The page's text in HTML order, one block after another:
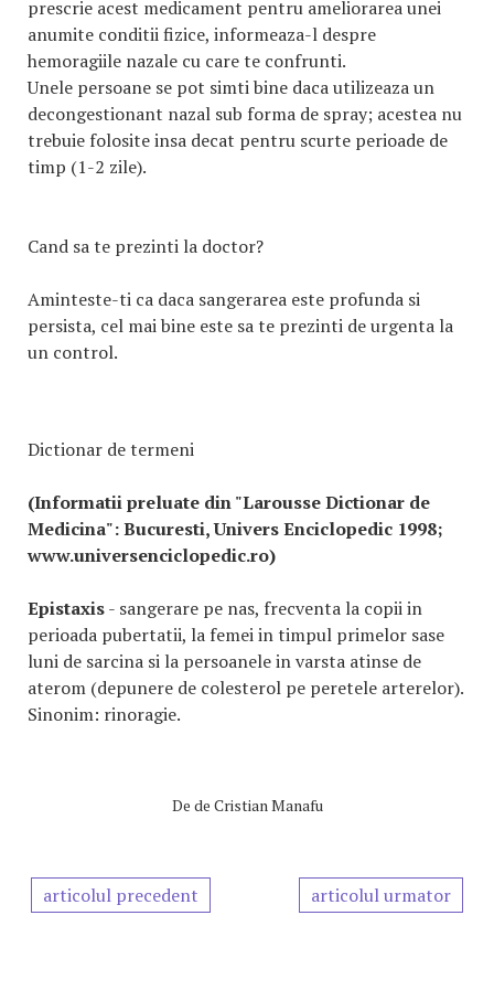
prescrie acest medicament pentru ameliorarea unei
anumite conditii fizice, informeaza-l despre
hemoragiile nazale cu care te confrunti.
Unele persoane se pot simti bine daca utilizeaza un
decongestionant nazal sub forma de spray; acestea nu
trebuie folosite insa decat pentru scurte perioade de
timp (1-2 zile).
Cand sa te prezinti la doctor?
Aminteste-ti ca daca sangerarea este profunda si
persista, cel mai bine este sa te prezinti de urgenta la
un control.
Dictionar de termeni
(Informatii preluate din "Larousse Dictionar de
Medicina": Bucuresti, Univers Enciclopedic 1998;
www.universenciclopedic.ro)
Epistaxis- sangerare pe nas, frecventa la copii in
perioada pubertatii, la femei in timpul primelor sase
luni de sarcina si la persoanele in varsta atinse de
aterom (depunere de colesterol pe peretele arterelor).
Sinonim: rinoragie.
De de Cristian Manafu
articolul precedent articolul urmator